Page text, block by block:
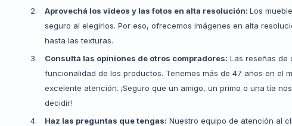
Aprovechá los videos y las fotos en alta resolución: Los
seguro al elegirlos. Por eso, ofrecemos imágenes en alta
hasta las texturas.
Consultá las opiniones de otros compradores: Las reseñas de
funcionalidad de los productos. Tenemos más de 47 años en el
excelente atención. ¡Seguro que un amigo, un primo o una tía
decidir!
Haz las preguntas que tengas: Nuestro equipo de atención al